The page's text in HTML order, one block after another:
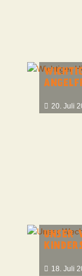
20. Juli
UNSER
18. Juli